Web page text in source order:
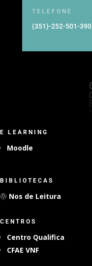
TELEFONE
(351)-252-501-390
E LEARNING
Moodle
BIBLIOTECAS
Nos de Leitura
CENTROS
Centro Qualifica
CFAE VNF